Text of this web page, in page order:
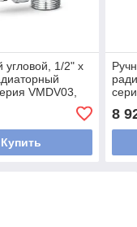
угловой, 1/2" x
VMDV03,
Купить
8